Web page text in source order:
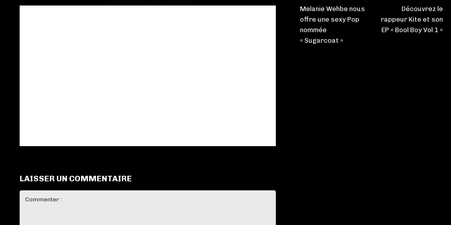
LAISSER UN COMMENTAIRE
Melanie Wehbe nous
offre une sexy Pop
nommée
« Sugarcoat »
Découvrez le
rappeur Kite et son
EP « Bool Boy Vol 1 »